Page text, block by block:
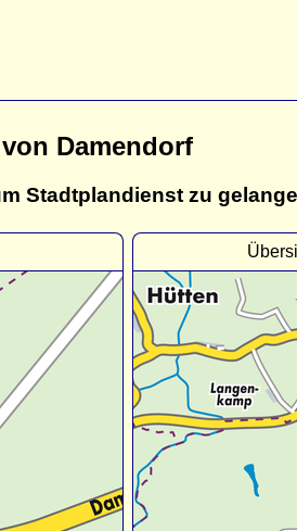
Damendorf
Stadtplandienst zu